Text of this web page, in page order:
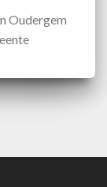
Oudergem